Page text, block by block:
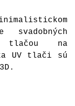
tlačou na
UV tlači sú